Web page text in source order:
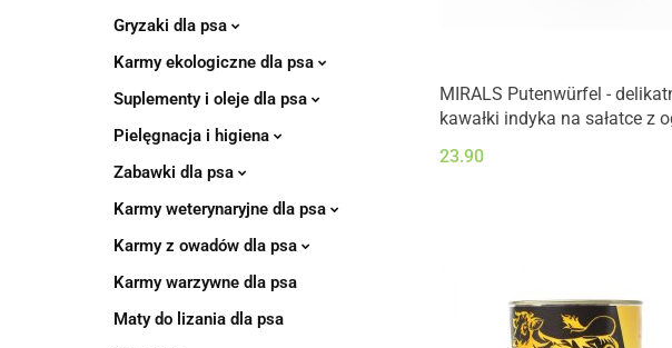
Gryzaki dla psa
Karmy ekologiczne dla psa
Suplementy i oleje dla psa
Pielęgnacja i higiena
Zabawki dla psa
Karmy weterynaryjne dla psa
Karmy z owadów dla psa
Karmy warzywne dla psa
Maty do lizania dla psa
MIRALS Putenwürfel -
kawałki indyka na sałatce z
(400g)
23.90